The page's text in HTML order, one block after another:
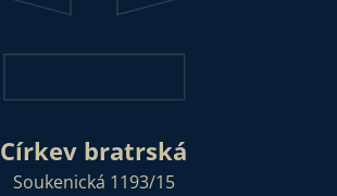
Církev bratrská
Soukenická 1193/15